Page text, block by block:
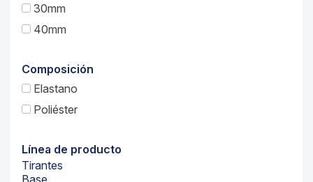
30mm
40mm
Composición
Elastano
Poliéster
Línea de producto
Tirantes
Base